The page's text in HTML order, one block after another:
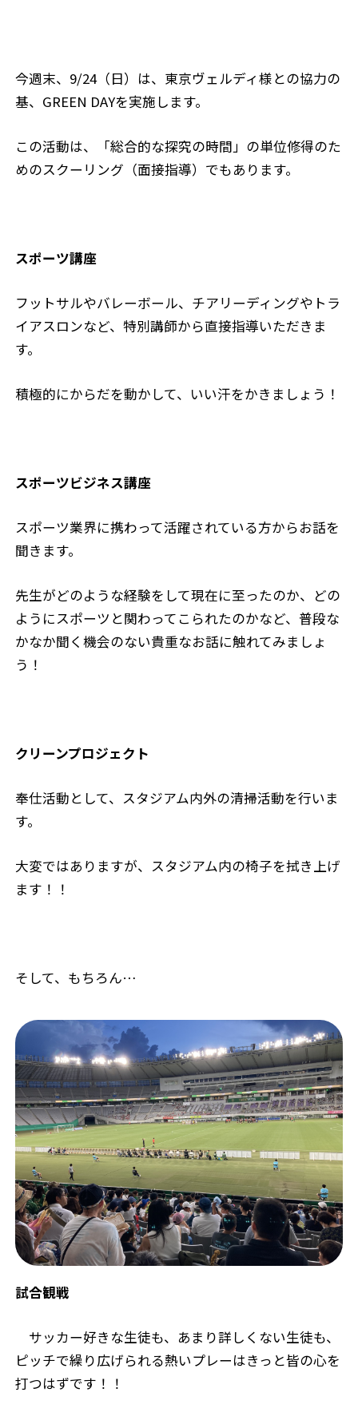
今週末、9/24（日）は、東京ヴェルディ様との協力の
基、GREEN DAYを実施します。
この活動は、「総合的な探究の時間」の単位修得のた
めのスクーリング（面接指導）でもあります。
スポーツ講座
フットサルやバレーボール、チアリーディングやトラ
イアスロンなど、特別講師から直接指導いただきま
す。
積極的にからだを動かして、いい汗をかきましょう！
スポーツビジネス講座
スポーツ業界に携わって活躍されている方からお話を
聞きます。
先生がどのような経験をして現在に至ったのか、どの
ようにスポーツと関わってこられたのかなど、普段な
かなか聞く機会のない貴重なお話に触れてみましょ
う！
クリーンプロジェクト
奉仕活動として、スタジアム内外の清掃活動を行いま
す。
大変ではありますが、スタジアム内の椅子を拭き上げ
ます！！
そして、もちろん…
試合観戦
サッカー好きな生徒も、あまり詳しくない生徒も、
ピッチで繰り広げられる熱いプレーはきっと皆の心を
打つはずです！！